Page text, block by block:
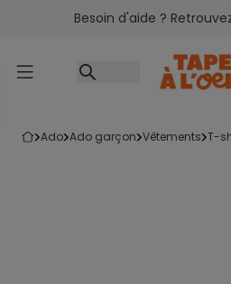
Accéder au contenu
Besoin d'aide ?
ado ado garçon vêtements t-